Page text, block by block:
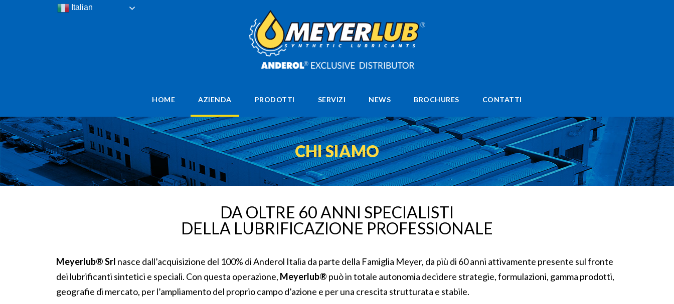
HOME AZIENDA PRODOTTI SERVIZI NEWS BROCHURES CONTATTI
CHI SIAMO
DA OLTRE 60 ANNI SPECIALISTI
DELLA LUBRIFICAZIONE PROFESSIONALE
Meyerlub® Srl nasce dall’acquisizione del 100% di Anderol Italia da parte della Famiglia Meyer, da più di 60 anni attivamente presente sul fronte
dei lubrificanti sintetici e speciali. Con questa operazione, Meyerlub® può in totale autonomia decidere strategie, formulazioni, gamma prodotti,
geografie di mercato, per l’ampliamento del proprio campo d’azione e per una crescita strutturata e stabile.
Italian